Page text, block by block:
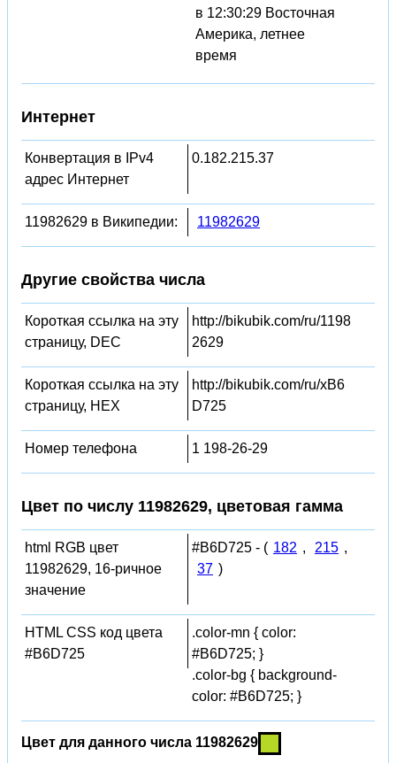
в 12:30:29 Восточная
Америка, летнее
время
Интернет
Конвертация в IPv4
адрес Интернет
0.182.215.37
11982629 в Википедии: 11982629
Другие свойства числа
Короткая ссылка на эту
страницу, DEC
http://bikubik.com/ru/1198
2629
Короткая ссылка на эту
страницу, HEX
http://bikubik.com/ru/xB6
D725
Номер телефона 1 198-26-29
Цвет по числу 11982629, цветовая гамма
html RGB цвет
11982629, 16-ричное
значение
#B6D725 - ( 182 , 215 ,
37 )
HTML CSS код цвета
#B6D725
.color-mn { color:
#B6D725; }
.color-bg { background-
color: #B6D725; }
Цвет для данного числа 11982629